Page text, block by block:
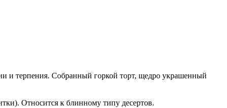
и терпения. Собранный горкой торт, щедро украшенный
Относится к блинному типу десертов.